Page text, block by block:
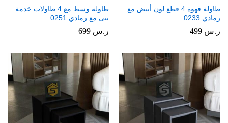
طاولة قهوة 4 قطع لون أبيض مع
رمادي 0233
ر.س
طاولة وسط مع 4 طاولات خدمة
بنى مع رمادي 0251
ر.س